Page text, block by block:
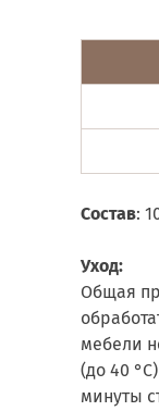
Состав:
Уход:
Общая
мебели
(до 40
минуты